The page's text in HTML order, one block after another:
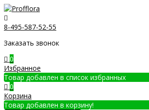
8-495-587-52-55
Заказать звонок
0
Избранное
Товар добавлен в список избранных
0
Корзина
Товар добавлен в корзину!